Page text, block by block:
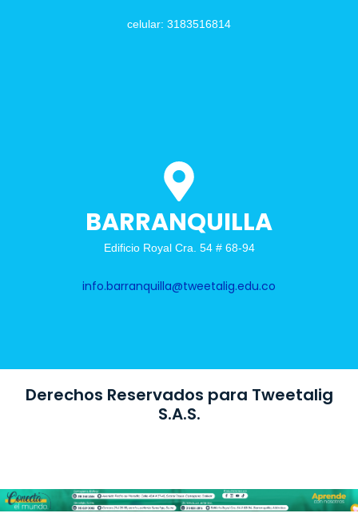
celular: 3183516814
BARRANQUILLA
Edificio Royal Cra. 54 # 68-94
info.barranquilla@tweetalig.edu.co
Derechos Reservados para Tweetalig
S.A.S.